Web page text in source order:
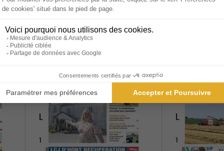
L'Eclaireur - la Dépêche
1 an
Le
1 an